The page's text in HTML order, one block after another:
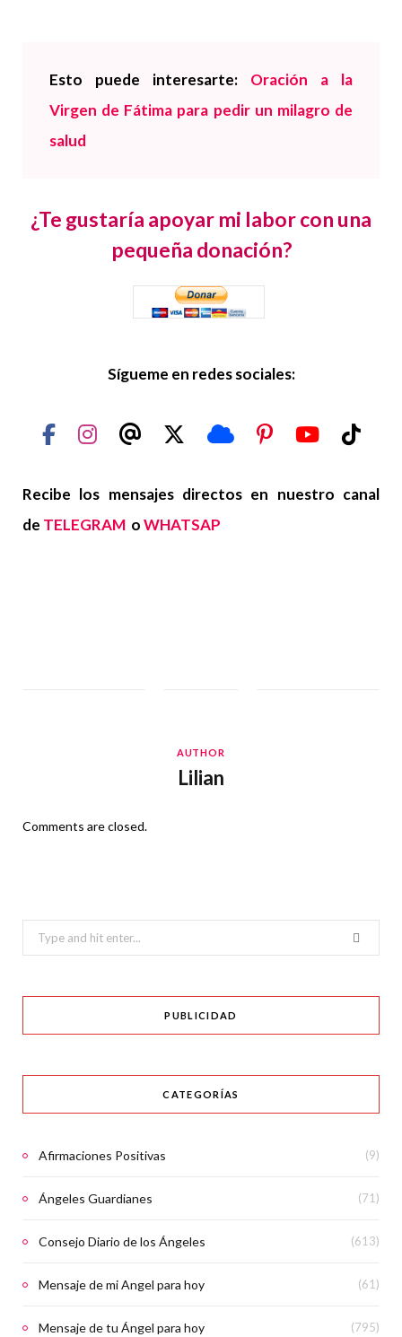
Esto puede interesarte: Oración a la
Virgen de Fátima para pedir un milagro de
salud
¿Te gustaría apoyar mi labor con una
pequeña donación?
Sígueme en redes sociales:
Recibe los mensajes directos en nuestro canal
de TELEGRAM oWHATSAP
AUTHOR
Lilian
Comments are closed.
Search
for:
PUBLICIDAD
CATEGORÍAS
Afirmaciones Positivas (9)
Ángeles Guardianes (71)
Consejo Diario de los Ángeles (613)
Mensaje de mi Angel para hoy (61)
Mensaje de tu Ángel para hoy (795)